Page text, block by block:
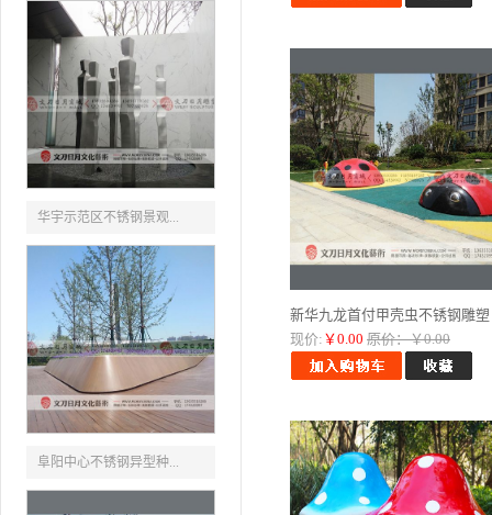
华宇示范区不锈钢景观...
阜阳中心不锈钢异型种...
新华九龙首付甲壳虫不锈钢雕塑
现价: ￥0.00 原价：￥0.00